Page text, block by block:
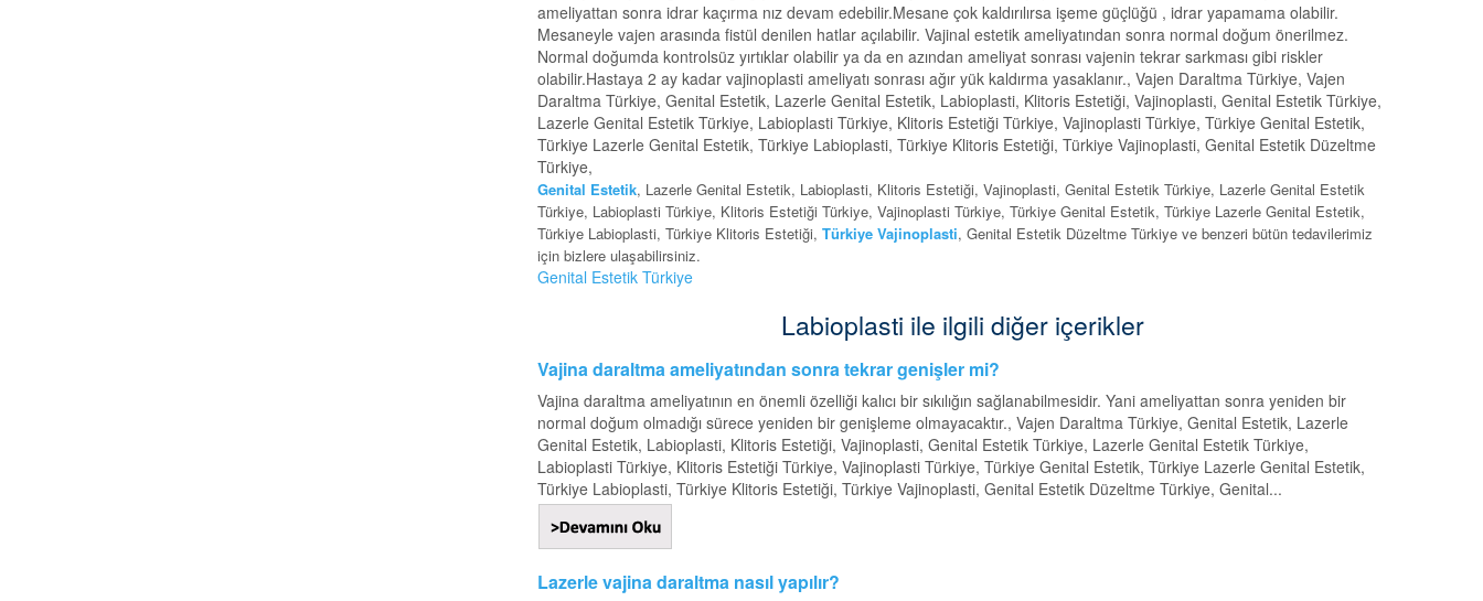
ameliyattan sonra idrar kaçırma nız devam edebilir.Mesane çok kaldırılırsa işeme güçlüğü , idrar yapamama olabilir.
Mesaneyle vajen arasında fistül denilen hatlar açılabilir. Vajinal estetik ameliyatından sonra normal doğum önerilmez.
Normal doğumda kontrolsüz yırtıklar olabilir ya da en azından ameliyat sonrası vajenin tekrar sarkması gibi riskler
olabilir.Hastaya 2 ay kadar vajinoplasti ameliyatı sonrası ağır yük kaldırma yasaklanır., Vajen Daraltma Türkiye, Vajen
Daraltma Türkiye, Genital Estetik, Lazerle Genital Estetik, Labioplasti, Klitoris Estetiği, Vajinoplasti, Genital Estetik Türkiye,
Lazerle Genital Estetik Türkiye, Labioplasti Türkiye, Klitoris Estetiği Türkiye, Vajinoplasti Türkiye, Türkiye Genital Estetik,
Türkiye Lazerle Genital Estetik, Türkiye Labioplasti, Türkiye Klitoris Estetiği, Türkiye Vajinoplasti, Genital Estetik Düzeltme
Türkiye,
Genital Estetik, Lazerle Genital Estetik, Labioplasti, Klitoris Estetiği, Vajinoplasti, Genital Estetik Türkiye, Lazerle Genital Estetik
Türkiye, Labioplasti Türkiye, Klitoris Estetiği Türkiye, Vajinoplasti Türkiye, Türkiye Genital Estetik, Türkiye Lazerle Genital Estetik,
Türkiye Labioplasti, Türkiye Klitoris Estetiği, Türkiye Vajinoplasti, Genital Estetik Düzeltme Türkiye ve benzeri bütün tedavilerimiz
için bizlere ulaşabilirsiniz.
Genital Estetik Türkiye
Labioplasti ile ilgili diğer içerikler
Vajina daraltma ameliyatından sonra tekrar genişler mi?
Vajina daraltma ameliyatının en önemli özelliği kalıcı bir sıkılığın sağlanabilmesidir. Yani ameliyattan sonra yeniden bir
normal doğum olmadığı sürece yeniden bir genişleme olmayacaktır., Vajen Daraltma Türkiye, Genital Estetik, Lazerle
Genital Estetik, Labioplasti, Klitoris Estetiği, Vajinoplasti, Genital Estetik Türkiye, Lazerle Genital Estetik Türkiye,
Labioplasti Türkiye, Klitoris Estetiği Türkiye, Vajinoplasti Türkiye, Türkiye Genital Estetik, Türkiye Lazerle Genital Estetik,
Türkiye Labioplasti, Türkiye Klitoris Estetiği, Türkiye Vajinoplasti, Genital Estetik Düzeltme Türkiye, Genital...
Lazerle vajina daraltma nasıl yapılır?